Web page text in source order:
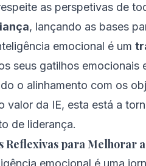
as perspetivas de
, lançando as bases
emocional é um
seus gatilhos
o alinhamento com os
valor da IE, esta está a
de liderança.
Reflexivas para Melhorar
emocional é uma